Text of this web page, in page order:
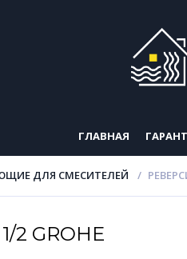
ГЛАВНАЯ
ДЛЯ СМЕСИТЕЛЕЙ
2 GROHE